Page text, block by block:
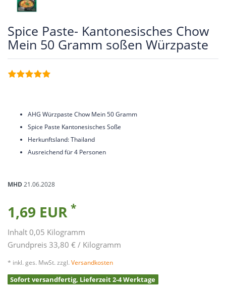
Spice Paste- Kantonesisches Chow
Mein 50 Gramm soßen Würzpaste
AHG Würzpaste Chow Mein 50 Gramm
Spice Paste Kantonesisches Soße
Herkunftsland: Thailand
Ausreichend für 4 Personen
MHD21.06.2028
1,69 EUR *
Inhalt0,05 Kilogramm
Grundpreis33,80 € / Kilogramm
* inkl. ges. MwSt. zzgl. Versandkosten
Sofort versandfertig, Lieferzeit 2-4 Werktage